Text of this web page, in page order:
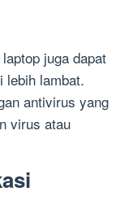
juga dapat
lebih lambat.
antivirus yang
virus atau